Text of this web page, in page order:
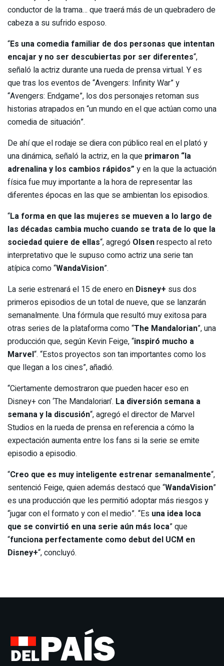
conductor de la trama… que traerá más de un quebradero de
cabeza a su sufrido esposo.
“Es una comedia familiar de dos personas que intentan
encajar y no ser descubiertas por ser diferentes“,
señaló la actriz durante una rueda de prensa virtual. Y es
que tras los eventos de “Avengers: Infinity War” y
“Avengers: Endgame”, los dos personajes retoman sus
historias atrapados en “un mundo en el que actúan como una
comedia de situación”.
De ahí que el rodaje se diera con público real en el plató y
una dinámica, señaló la actriz, en la que primaron “la
adrenalina y los cambios rápidos” y en la que la actuación
física fue muy importante a la hora de representar las
diferentes épocas en las que se ambientan los episodios.
“La forma en que las mujeres se mueven a lo largo de
las décadas cambia mucho cuando se trata de lo que la
sociedad quiere de ellas“, agregó Olsenrespecto al reto
interpretativo que le supuso como actriz una serie tan
atípica como “WandaVision”.
La serie estrenará el 15 de enero en Disney+ sus dos
primeros episodios de un total de nueve, que se lanzarán
semanalmente. Una fórmula que resultó muy exitosa para
otras series de la plataforma como “The Mandalorian”, una
producción que, según Kevin Feige, “inspiró mucho a
Marvel“. “Estos proyectos son tan importantes como los
que llegan a los cines”, añadió.
“Ciertamente demostraron que pueden hacer eso en
Disney+ con ‘The Mandalorian’. La diversión semana a
semana y la discusión“, agregó el director de Marvel
Studios en la rueda de prensa en referencia a cómo la
expectación aumenta entre los fans si la serie se emite
episodio a episodio.
“Creo que es muy inteligente estrenar semanalmente“,
sentenció Feige, quien además destacó que “WandaVision”
es una producción que les permitió adoptar más riesgos y
“jugar con el formato y con el medio”. “Es una idea loca
que se convirtió en una serie aún más loca” que
“funciona perfectamente como debut del UCM en
Disney+“, concluyó.